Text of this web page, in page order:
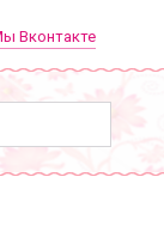
Вконтакте